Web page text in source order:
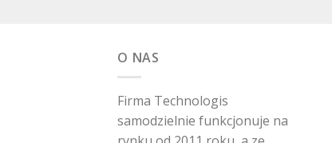
O NAS
Firma Technologis
samodzielnie funkcjonuje na